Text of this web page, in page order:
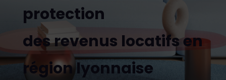
protection
des revenus locatifs en
régionlyonnaise